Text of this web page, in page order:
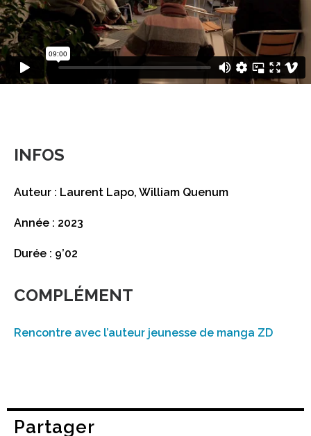
INFOS
Auteur : Laurent Lapo, William Quenum
Année : 2023
Durée : 9’02
COMPLÉMENT
Rencontre avec l’auteur jeunesse de manga ZD
Partager